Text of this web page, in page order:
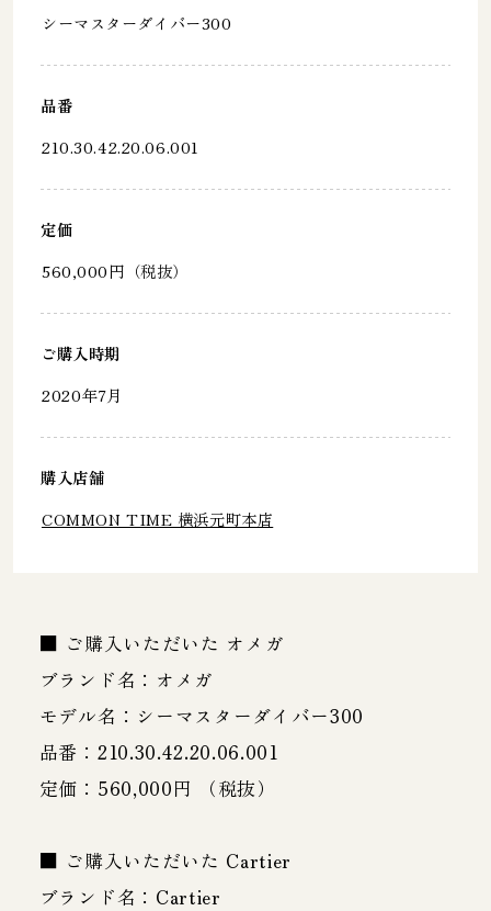
シーマスターダイバー300
品番
210.30.42.20.06.001
定価
560,000円（税抜）
ご購入時期
2020年7月
購入店舗
COMMON TIME 横浜元町本店
■ ご購入いただいた オメガ
ブランド名：オメガ
モデル名：シーマスターダイバー300
品番：210.30.42.20.06.001
定価：560,000円 （税抜）
■ ご購入いただいた Cartier
ブランド名：Cartier